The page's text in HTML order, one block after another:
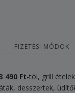
FIZETÉSI MÓDOK
490 Ft-tól, grill
desszertek,